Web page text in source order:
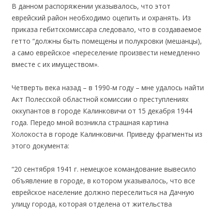
В данном распоряжении указывалось, что этот
еврейский район необходимо оцепить и охранять. Из
приказа гебитскомиссара следовало, что в создаваемое
гетто “должны быть помещены и полукровки (мешанцы),
а само еврейское «переселение произвести немедленно
вместе с их имуществом».
Четверть века назад – в 1990-м году – мне удалось найти
Акт Полесской областной комиссии о преступлениях
оккупантов в городе Калинковичи от 15 декабря 1944
года. Передо мной возникла страшная картина
Холокоста в городе Калинковичи. Приведу фрагменты из
этого документа:
“20 сентября 1941 г. немецкое командование вывесило
объявление в городе, в котором указывалось, что все
еврейское население должно переселиться на Дачную
улицу города, которая отделена от жительства